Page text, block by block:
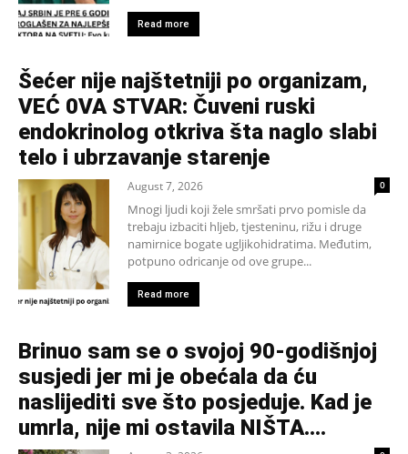
Read more
Šećer nije najštetniji po organizam,
VEĆ 0VA STVAR: Čuveni ruski
endokrinolog otkriva šta naglo slabi
telo i ubrzavanje starenje
August 7, 2026 0
Mnogi ljudi koji žele smršati prvo pomisle da
trebaju izbaciti hljeb, tjesteninu, rižu i druge
namirnice bogate ugljikohidratima. Međutim,
potpuno odricanje od ove grupe...
Read more
Brinuo sam se o svojoj 90-godišnjoj
susjedi jer mi je obećala da ću
naslijediti sve što posjeduje. Kad je
umrla, nije mi ostavila NIŠTA....